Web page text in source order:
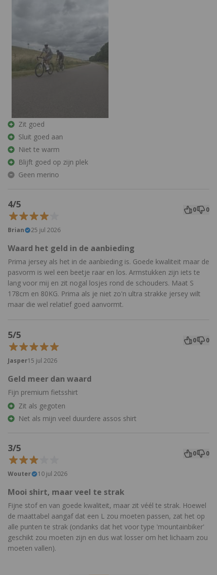
Zit goed
Sluit goed aan
Niet te warm
Blijft goed op zijn plek
Geen merino
4/5 0 0
Brian 25 jul 2026
Waard het geld in de aanbieding
Prima jersey als het in de aanbieding is. Goede kwaliteit maar de
pasvorm is wel een beetje raar en los. Armstukken zijn iets te
lang voor mij en zit nogal losjes rond de schouders. Maat S
178cm en 80KG. Prima als je niet zo'n ultra strakke jersey wilt
maar die wel relatief goed aanvormt.
5/5 0 0
Jasper15 jul 2026
Geld meer dan waard
Fijn premium fietsshirt
Zit als gegoten
Net als mijn veel duurdere assos shirt
3/5 0 0
Wouter 10 jul 2026
Mooi shirt, maar veel te strak
Fijne stof en van goede kwaliteit, maar zit véél te strak. Hoewel
de maattabel aangaf dat een L zou moeten passen, zat het op
alle punten te strak (ondanks dat het voor type 'mountainbiker'
geschikt zou moeten zijn en dus wat losser om het lichaam zou
moeten vallen).